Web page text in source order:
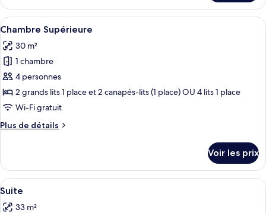
le
type
de
Chambre
Supérieure
Afficher
toutes
les
photos
pour
ce
type
chambre :
Une chambre d’hôtel moderne avec
7
Chambre Supérieure
30 m²
1 chambre
4 personnes
2 grands lits 1 place et 2 canapés-lits (1 place) OU 4 lits 1 place
Wi-Fi gratuit
Plus de détails
Plus
le
type
de
Chambre
Voir les prix
Afficher
toutes
Une chambre d’hôtel avec un grand
8
Suite
33 m²